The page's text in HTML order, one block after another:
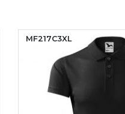
MF217C3XL